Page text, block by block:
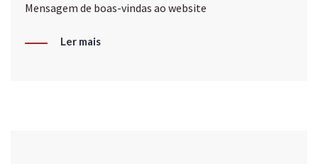
Mensagem de boas-vindas ao website
Ler mais